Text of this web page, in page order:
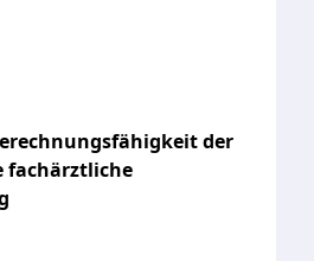
der
fachärztliche